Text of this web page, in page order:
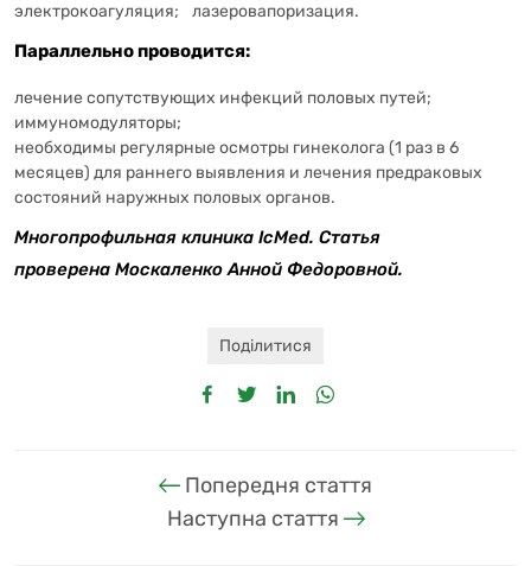
электрокоагуляция;
лазеровапоризация.
Параллельно проводится:
лечение сопутствующих инфекций половых путей;
иммуномодуляторы;
необходимы регулярные осмотры гинеколога (1 раз в 6
месяцев) для раннего выявления и лечения предраковых
состояний наружных половых органов.
Многопрофильная клиника IcMed. Статья
проверена Москаленко Анной Федоровной.
Поділитися
Попередня стаття
Наступна стаття